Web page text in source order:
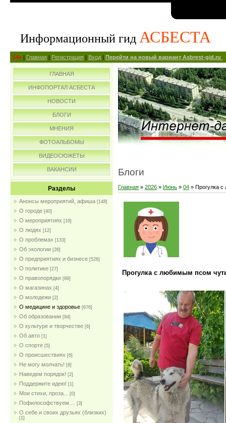
Информационный гид АСБЕСТА
14+ | Главная | Регистрация | Вход | Перейти на новый вариант Asbrest-gid.ru
ГЛАВНАЯ
ИНФОПОРТАЛ АСБЕСТА
НОВОСТИ
БЛОГИ
МНЕНИЯ
ФОТОАЛЬБОМЫ
ВИДЕОСЮЖЕТЫ
ВАКАНСИИ
Разделы
Анонсы мероприятий, афиша [148]
О городе [40]
О мероприятиях [16]
О людях [12]
О проблемах [133]
Об экологии [26]
О предприятиях и бизнесе [526]
О политике [27]
О правопорядке [89]
О магазинах [4]
О молодежи [2]
О медицине и здоровье [676]
Об образовании [94]
О культуре и творчестве [6]
Об авто [1]
О спорте [5]
О происшествиях [6]
Не могу молчать! [8]
Наведем порядок! [2]
Поддержите идею! [1]
Мои стихи, проза... [0]
Пофилософствуем.... [3]
О себе и своих друзьях (близких)
[1]
Блоги
Главная » 2026 » Июнь » 04 » Прогулка с
Прогулка с любимым псом